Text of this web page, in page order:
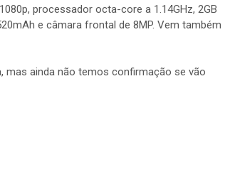
processador octa-core a 1.14GHz, 2GB
e câmara frontal de 8MP. Vem também
mas ainda não temos confirmação se vão